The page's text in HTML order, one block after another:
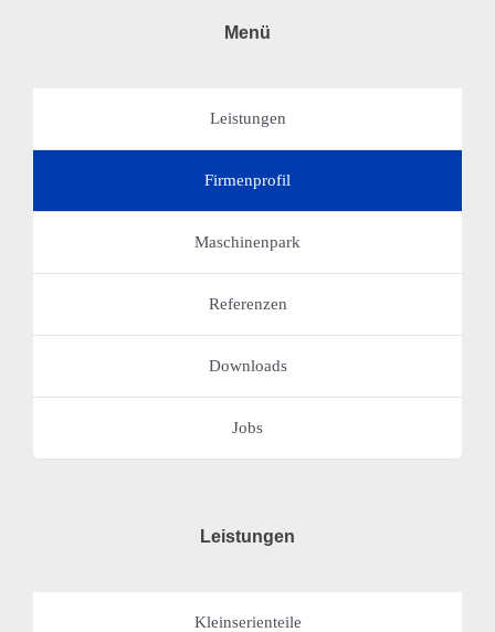
Menü
Leistungen
Firmenprofil
Maschinenpark
Referenzen
Downloads
Jobs
Leistungen
Kleinserienteile